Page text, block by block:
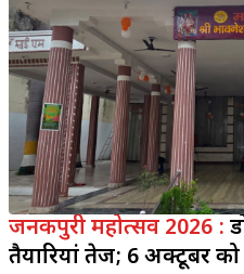
जनकपुरी महोत्सव 2026 :
तैयारियां तेज; 6 अक्टूबर को